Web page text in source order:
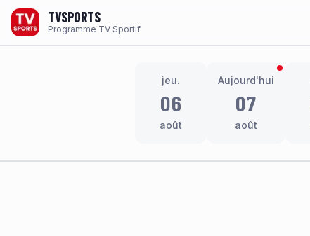
TVSPORTS
Programme TV Sportif
jeu.
06
août
Aujourd'hui
07
août